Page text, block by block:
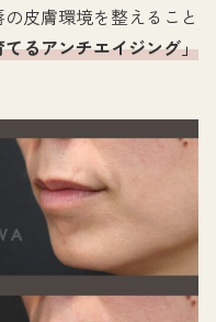
の皮膚環境を整えること
てるアンチエイジング」